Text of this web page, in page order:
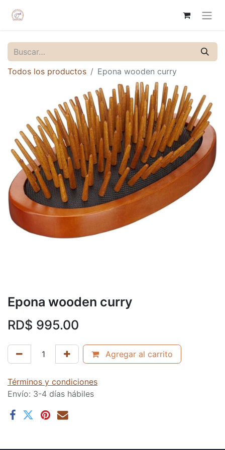
Todos los productos Epona wooden curry
Epona wooden curry
RD$ 995.00
Agregar al carrito
Términos y condiciones
Envío: 3-4 días hábiles